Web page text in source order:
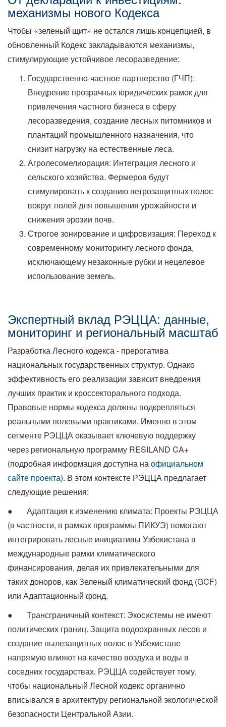
механизмы нового Кодекса
Чтобы «зеленый щит» не остался лишь концепцией, в
обновленный Кодекс закладываются механизмы,
стимулирующие устойчивое лесоразведение:
Государственно-частное партнерство (ГЧП):
Внедрение прозрачных юридических рамок для
привлечения частного бизнеса в сферу
лесоразведения, создание лесных питомников и
плантаций промышленного назначения, что
снизит нагрузку на естественные леса.
Агролесомелиорация: Интеграция лесного и
сельского хозяйства. Фермеров будут
стимулировать к созданию ветрозащитных полос
вокруг полей для повышения урожайности и
снижения эрозии почв.
Строгое зонирование и цифровизация: Переход к
современному мониторингу лесного фонда,
исключающему незаконные рубки и нецелевое
использование земель.
Экспертный вклад РЭЦЦА: данные,
мониторинг и региональный масштаб
Разработка Лесного кодекса - прерогатива
национальных государственных структур. Однако
эффективность его реализации зависит внедрения
лучших практик и кроссекторального подхода.
Правовые нормы кодекса должны подкрепляться
реальными полевыми практиками. Именно в этом
сегменте РЭЦЦА оказывает ключевую поддержку
через региональную программу RESILAND CA+
(подробная информация доступна наофициальном
сайте проекта). В этом контексте РЭЦЦА предлагает
следующие решения:
● Адаптация к изменению климата: Проекты РЭЦЦА
(в частности, в рамках программы ПИКУЭ) помогают
интегрировать лесные инициативы Узбекистана в
международные рамки климатического
финансирования, делая их привлекательными для
таких доноров, как Зеленый климатический фонд (GCF)
или Адаптационный фонд.
● Трансграничный контекст: Экосистемы не имеют
политических границ. Защита водоохранных лесов и
создание пылезащитных полос в Узбекистане
напрямую влияют на качество воздуха и воды в
соседних государствах. РЭЦЦА содействует тому,
чтобы национальный Лесной кодекс органично
вписывался в архитектуру региональной экологической
безопасности Центральной Азии.